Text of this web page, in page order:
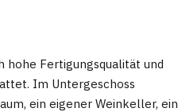
hohe Fertigungsqualität und
Im Untergeschoss
ein eigener Weinkeller, ein